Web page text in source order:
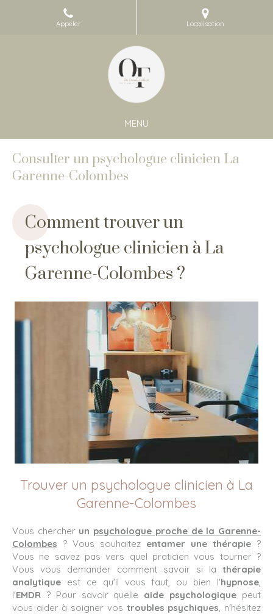
Appeler Localisation
MENU
Consulter un psychologue clinicien La
Garenne-Colombes
Comment trouver un
psychologue clinicien à La
Garenne-Colombes ?
Trouver un psychologue clinicien à La
Garenne-Colombes
Vous chercherun psychologue proche de la Garenne-
Colombes ? Vous souhaitez entamer une thérapie ?
Vous ne savez pas vers quel praticien vous tourner ?
Vous vous demander comment savoir si la thérapie
analytique est ce qu'il vous faut, ou bien l'hypnose,
l'EMDR ? Pour savoir quelle aide psychologique peut
vous aider à soigner vos troubles psychiques, n'hésitez